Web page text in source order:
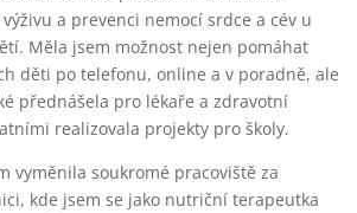
a prevenci nemocí srdce a cév u
Měla jsem možnost nejen pomáhat
děti po telefonu, online a v poradně, ale
přednášela pro lékaře a zdravotní
realizovala projekty pro školy.
vyměnila soukromé pracoviště za
kde jsem se jako nutriční terapeutka